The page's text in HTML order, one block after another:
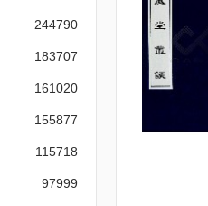
244790
183707
161020
155877
115718
97999